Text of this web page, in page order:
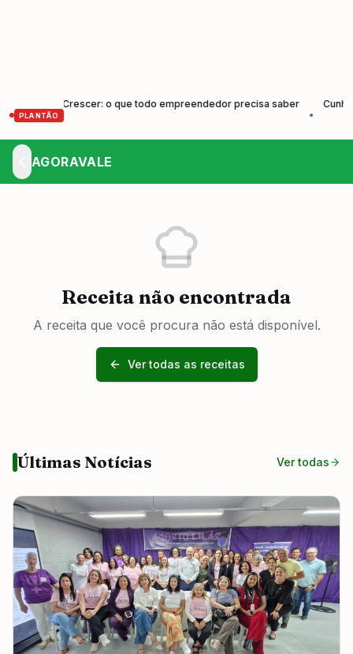
PLANTÃO
e Crescer: o que todo empreendedor precisa saber
Cunha
AGORAVALE
Receita não encontrada
A receita que você procura não está disponível.
Ver todas as receitas
Últimas Notícias Ver todas